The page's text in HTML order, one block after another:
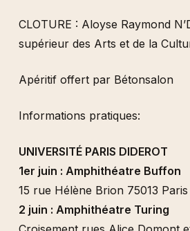
CLOTURE : Aloyse Raymond
supérieur des Arts et de la
Apéritif offert par Bétonsalon
Informations pratiques:
UNIVERSITÉ PARIS DIDEROT
1er juin : Amphithéatre Buffon
15 rue Hélène Brion 75013 Paris
2 juin : Amphithéatre Turing